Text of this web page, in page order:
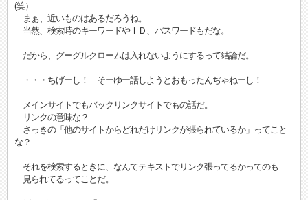
(笑）
まぁ、近いものはあるだろうね。
当然、検索時のキーワードやＩＤ、パスワードもだな。
だから、グーグルクロームは入れないようにするって結論だ。
・・・ちげーし！ そーゆー話しようとおもったんぢゃねーし！
メインサイトでもバックリンクサイトでもの話だ。
リンクの意味な？
さっきの「他のサイトからどれだけリンクが張られているか」ってこと
な？
それを検索するときに、なんてテキストでリンク張ってるかってのも
見られてるってことだ。